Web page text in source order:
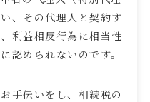
、その代理人と契約す
利益相反行為に相当性
認められないのです。
手伝いをし、相続税の